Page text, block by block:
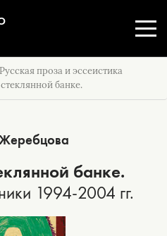
Русская проза и эссеистика
банке.
банке.
1994-2004 гг.